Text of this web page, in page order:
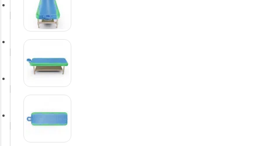
Баскетбольное оборудование
Игротека
Детское оборудование